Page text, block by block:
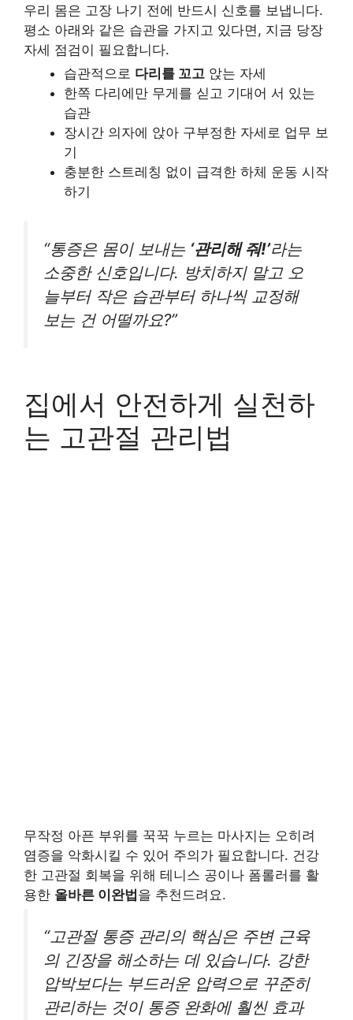
우리 몸은 고장 나기 전에 반드시 신호를 보냅니다.
평소 아래와 같은 습관을 가지고 있다면, 지금 당장
자세 점검이 필요합니다.
습관적으로 다리를 꼬고 앉는 자세
한쪽 다리에만 무게를 싣고 기대어 서 있는
습관
장시간 의자에 앉아 구부정한 자세로 업무 보
기
충분한 스트레칭 없이 급격한 하체 운동 시작
하기
“통증은 몸이 보내는 ‘관리해 줘!’라는
소중한 신호입니다. 방치하지 말고 오
늘부터 작은 습관부터 하나씩 교정해
보는 건 어떨까요?”
집에서 안전하게 실천하
는 고관절 관리법
무작정 아픈 부위를 꾹꾹 누르는 마사지는 오히려
염증을 악화시킬 수 있어 주의가 필요합니다. 건강
한 고관절 회복을 위해 테니스 공이나 폼롤러를 활
용한 올바른 이완법 을 추천드려요.
“고관절 통증 관리의 핵심은 주변 근육
의 긴장을 해소하는 데 있습니다. 강한
압박보다는 부드러운 압력으로 꾸준히
관리하는 것이 통증 완화에 훨씬 효과